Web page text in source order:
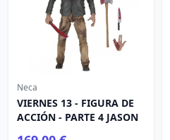
Neca
VIERNES 13 - FIGURA DE
ACCIÓN - PARTE 4 JASON